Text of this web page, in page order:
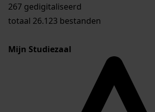
267 gedigitaliseerd
totaal 26.123 bestanden
Mijn Studiezaal